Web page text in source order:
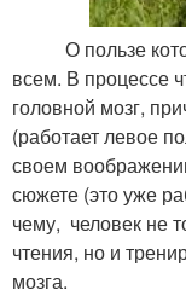
О пользе
всем. В процессе
головной мозг,
(работает левое
своем
сюжете (это уже
чему, человек не
чтения, но и
мозга.